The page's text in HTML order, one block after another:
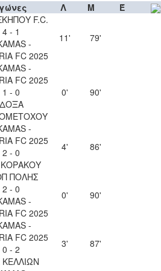
Λ Μ
Έ
F.C.
4 - 1
-
FC 2025
11' 79'
-
FC 2025
1 - 0
0' 90'
-
FC 2025
2 - 0
4' 86'
ΠΟΛΗΣ
2 - 0
-
FC 2025
0' 90'
-
FC 2025
0 - 2
3' 87'